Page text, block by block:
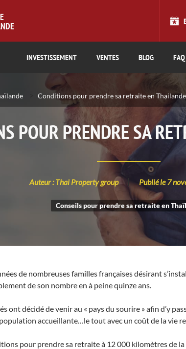
INVESTISSEMENT VENTES BLOG FAQ
Conditions pour prendre sa retraite en Thailande
POUR PRENDRE SA
Auteur : Thai Property group Publié le 7
Conseils pour prendre sa retraite en
de nombreuses familles françaises désirant
de son nombre en à peine quinze ans.
ont décidé de venir au « pays du sourire » afin d’y
population accueillante…le tout avec un coût de la vie
pour prendre sa retraite à 12 000 kilomètres de